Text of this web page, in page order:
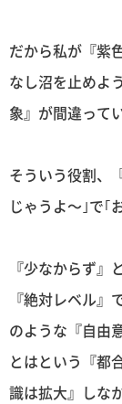
だから私が『紫
なし沼を止めよ
象』が間違って
そういう役割、
じゃうよ〜｣で｢
『少なからず』
『絶対レベル
のような『自由
とはという『都
識は拡大』しな